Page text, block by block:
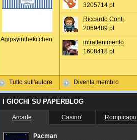
Agipsyinthekitchen
Tutto sull'autore
3205714 pt
Riccardo Conti
2069489 pt
intrattenimento
1608418 pt
Diventa membro
I GIOCHI SU PAPERBLOG
Arcade Casino' Rompicapo
Pacman